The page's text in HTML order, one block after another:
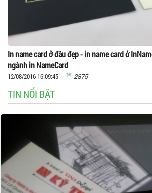
In name card ở đâu đẹp - in name card ở
ngành in NameCard
12/08/2016 16:09:45 2875
TIN NỔI BẬT